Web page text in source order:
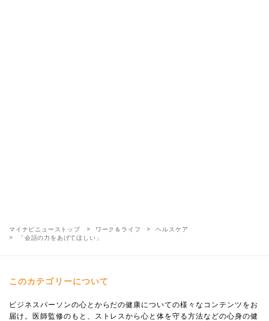
マイナビニューストップ ワーク＆ライフ
ヘルスケア
「会話の力をあげてほしい」
このカテゴリーについて
ビジネスパーソンの心とからだの健康についての様々なコンテンツをお
届け。医師監修のもと、ストレスから心と体を守る方法などの心身の健